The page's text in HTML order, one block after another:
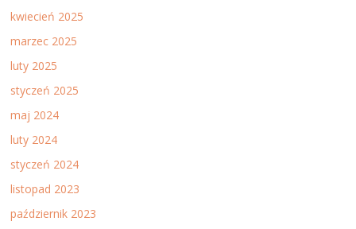
kwiecień 2025
marzec 2025
luty 2025
styczeń 2025
maj 2024
luty 2024
styczeń 2024
listopad 2023
październik 2023